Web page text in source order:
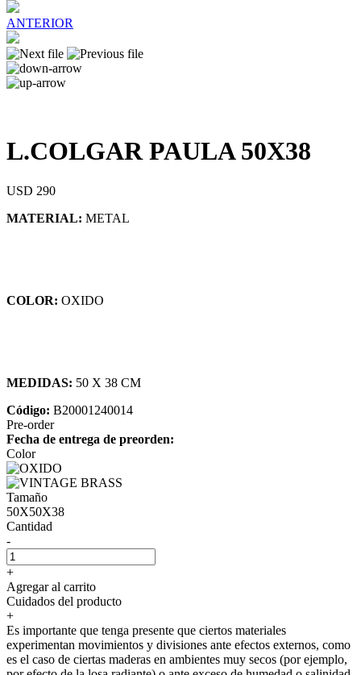
ANTERIOR
L.COLGAR PAULA 50X38
USD 290
MATERIAL: METAL
COLOR: OXIDO
MEDIDAS: 50 X 38 CM
Código: B20001240014
Pre-order
Fecha de entrega de preorden:
Color
Tamaño
50X50X38
Cantidad
-
+
Agregar al carrito
Cuidados del producto
+
Es importante que tenga presente que ciertos materiales
experimentan movimientos y divisiones ante efectos externos, como
es el caso de ciertas maderas en ambientes muy secos (por ejemplo,